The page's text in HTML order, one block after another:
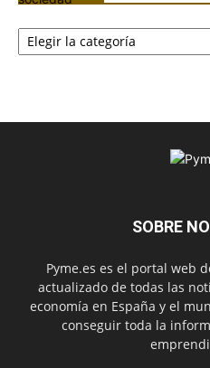
Categorías
SOBRE
Pyme.es es el portal web
actualizado de todas las
economía en España y el
conseguir toda la